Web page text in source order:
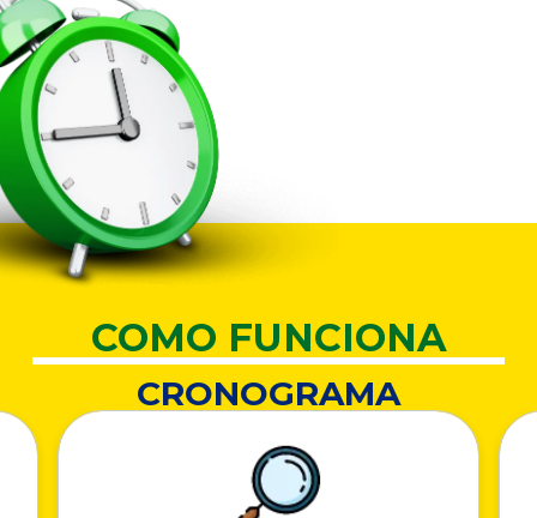
COMO FUNCIONA
CRONOGRAMA